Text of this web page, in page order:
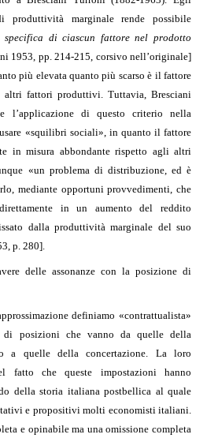
marginale rende possibile
specifica di ciascun fattore nel prodotto
1953, pp. 214-215, corsivo nell’originale]
più elevata quanto più scarso è il fattore
altri fattori produttivi. Tuttavia, Bresciani
l’applicazione di questo criterio nella
«squilibri sociali», in quanto il fattore
in misura abbondante rispetto agli altri
«un problema di distribuzione, ed è
mediante opportuni provvedimenti, che
in un aumento del reddito
dalla produttività marginale del suo
p. 280].
delle assonanze con la posizione di
definiamo «contrattualista»
di posizioni che vanno da quelle della
a quelle della concertazione. La loro
fatto che queste impostazioni hanno
della storia italiana postbellica al quale
e propositivi molti economisti italiani.
e opinabile ma una omissione completa